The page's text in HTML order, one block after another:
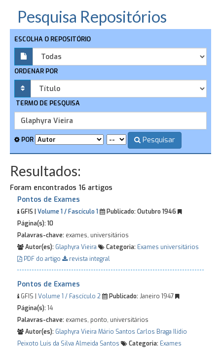
Pesquisa Repositórios
ESCOLHA O REPOSITÓRIO
ORDENAR POR
TERMO DE PESQUISA
POR Pesquisar
Resultados:
Foram encontrados 16 artigos
Pontos de Exames
GFIS | Volume 1 / Fascículo 1 Publicado:Outubro 1946
Página(s):10
Palavras-chave: exames, universitários
Autor(es): Glaphyra Vieira Categoria: Exames universitários
PDF do artigo
revista integral
Pontos de Exames
GFIS | Volume 1 / Fascículo 2 Publicado:Janeiro 1947
Página(s):14
Palavras-chave: exames, ponto, universitários
Autor(es): Glaphyra Vieira Mário Santos Carlos Braga Ilídio
Peixoto Luís da Silva Almeida Santos Categoria: Exames